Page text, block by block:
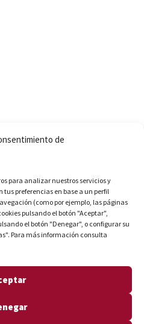
de
para analizar nuestros servicios y
preferencias en base a un perfil
(como por ejemplo, las páginas
pulsando el botón "Aceptar",
el botón "Denegar", o configurar su
Para más información consulta
legal
de cookies